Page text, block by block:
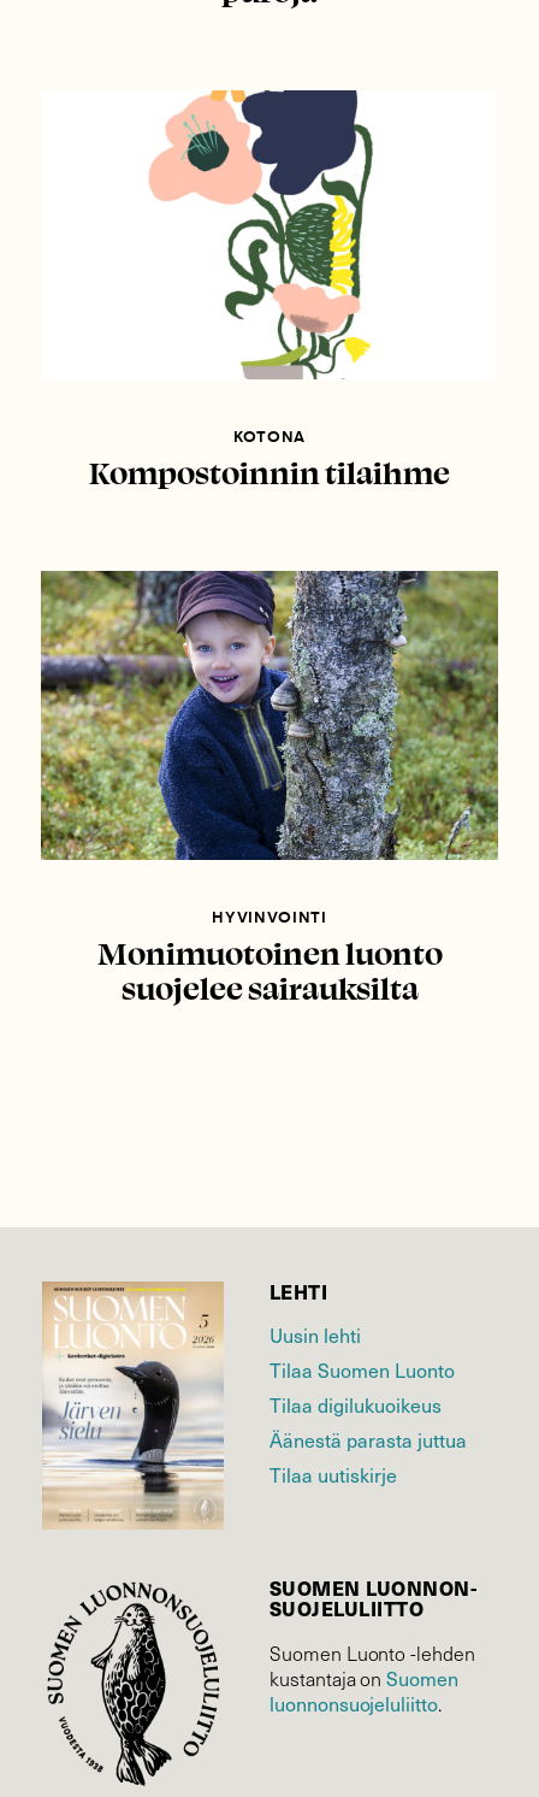
KOTONA
Kompostoinnin tilaihme
HYVINVOINTI
Monimuotoinen luonto
suojelee sairauksilta
LEHTI
Uusin lehti
Tilaa Suomen Luonto
Tilaa digilukuoikeus
Äänestä parasta juttua
Tilaa uutiskirje
SUOMEN LUONNON­
SUOJELU­LIITTO
Suomen Luonto -lehden
kustantaja onSuomen
luonnonsuojelu­liitto.